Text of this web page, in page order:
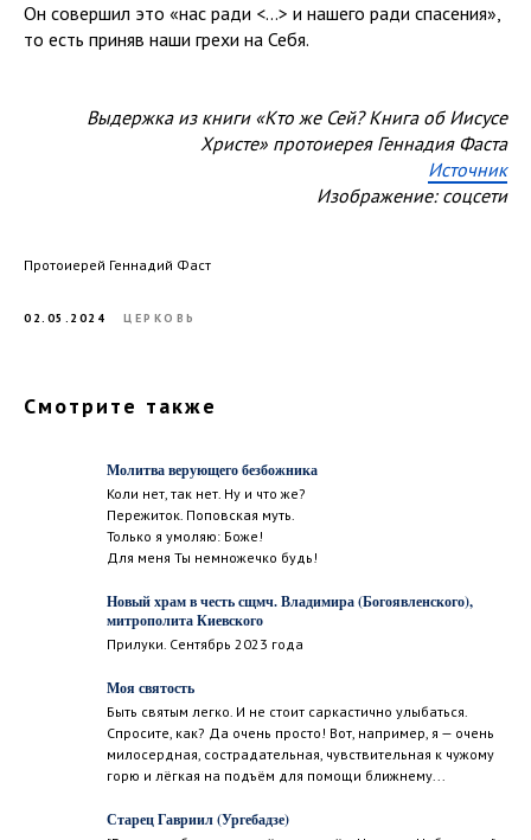
Он совершил это «нас ради <...> и нашего ради спасения»,
то есть приняв наши грехи на Себя.
Выдержка из книги «Кто же Сей? Книга об Иисусе
Христе» протоиерея Геннадия Фаста
Источник
Изображение: соцсети
Протоиерей Геннадий Фаст
02.05.2024 ЦЕРКОВЬ
Смотрите также
Молитва верующего безбожника
Коли нет, так нет. Ну и что же?
Пережиток. Поповская муть.
Только я умоляю: Боже!
Для меня Ты немножечко будь!
Новый храм в честь сщмч. Владимира (Богоявленского),
митрополита Киевского
Прилуки. Сентябрь 2023 года
Моя святость
Быть святым легко. И не стоит саркастично улыбаться.
Спросите, как? Да очень просто! Вот, например, я — очень
милосердная, сострадательная, чувствительная к чужому
горю и лёгкая на подъём для помощи ближнему...
Старец Гавриил (Ургебадзе)